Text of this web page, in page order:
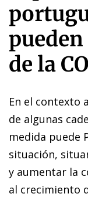
pueden
de la
En el contexto
de algunas
medida puede
situación,
y aumentar la
al crecimiento